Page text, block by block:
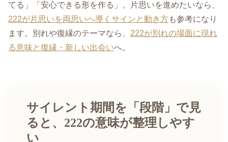
てる」「安心できる形を作る」。片思いを進めたいなら、
222が片思いを両思いへ導くサインと動き方も参考になり
ます。別れや復縁のテーマなら、 222が別れの場面に現れ
る意味と復縁・新しい出会いへ。
サイレント期間を「段階」で見
ると、222の意味が整理しやす
い